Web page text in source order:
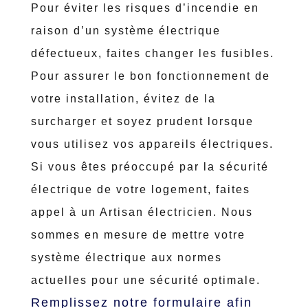
Pour éviter les risques d’incendie en
raison d’un système électrique
défectueux, faites changer les fusibles.
Pour assurer le bon fonctionnement de
votre installation, évitez de la
surcharger et soyez prudent lorsque
vous utilisez vos appareils électriques.
Si vous êtes préoccupé par la sécurité
électrique de votre logement, faites
appel à un Artisan électricien.
Nous
sommes en mesure de mettre votre
système électrique aux normes
actuelles pour une sécurité optimale.
Remplissez notre formulaire afin